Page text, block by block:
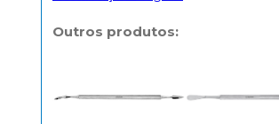
Outros produtos: